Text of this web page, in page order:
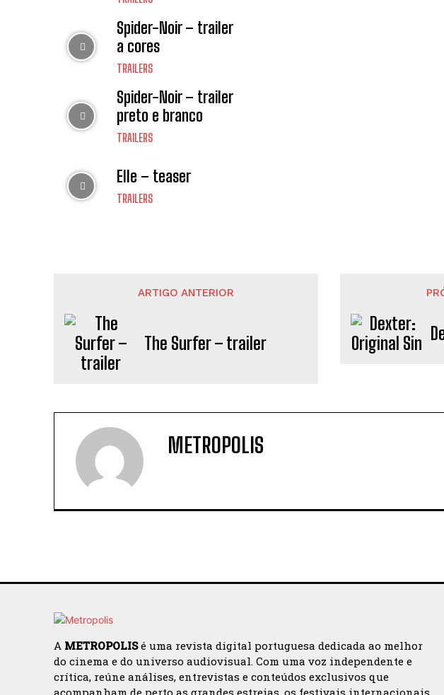
Spider-Noir – trailer
a cores
TRAILERS
Spider-Noir – trailer
preto e branco
TRAILERS
Elle – teaser
TRAILERS
ARTIGO ANTERIOR
The Surfer – trailer
METROPOLIS
A METROPOLISé uma revista digital portuguesa dedicada ao melhor
do cinema e do universo audiovisual. Com uma voz independente e
crítica, reúne análises, entrevistas e conteúdos exclusivos que